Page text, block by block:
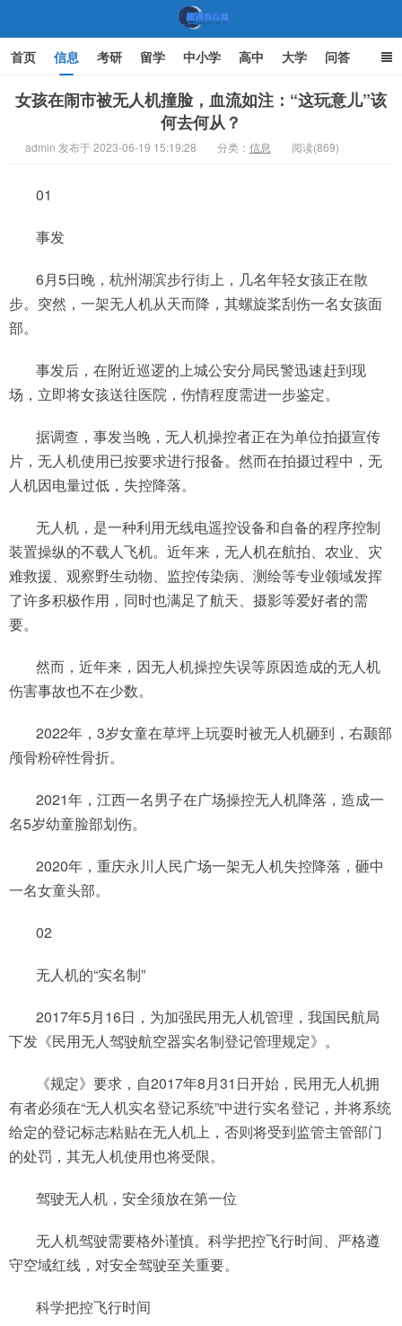
机遇教育网
首页 信息 考研 留学 中小学 高中 大学 问答
文化 家庭教育
女孩在闹市被无人机撞脸，血流如注：“这玩意儿”该
何去何从？
admin 发布于 2023-06-19 15:19:28 分类： 信息 阅读(869)
01
事发
6月5日晚，杭州湖滨步行街上，几名年轻女孩正在散
步。突然，一架无人机从天而降，其螺旋桨刮伤一名女孩面
部。
事发后，在附近巡逻的上城公安分局民警迅速赶到现
场，立即将女孩送往医院，伤情程度需进一步鉴定。
据调查，事发当晚，无人机操控者正在为单位拍摄宣传
片，无人机使用已按要求进行报备。然而在拍摄过程中，无
人机因电量过低，失控降落。
无人机，是一种利用无线电遥控设备和自备的程序控制
装置操纵的不载人飞机。近年来，无人机在航拍、农业、灾
难救援、观察野生动物、监控传染病、测绘等专业领域发挥
了许多积极作用，同时也满足了航天、摄影等爱好者的需
要。
然而，近年来，因无人机操控失误等原因造成的无人机
伤害事故也不在少数。
2022年，3岁女童在草坪上玩耍时被无人机砸到，右颞部
颅骨粉碎性骨折。
2021年，江西一名男子在广场操控无人机降落，造成一
名5岁幼童脸部划伤。
2020年，重庆永川人民广场一架无人机失控降落，砸中
一名女童头部。
02
无人机的“实名制”
2017年5月16日，为加强民用无人机管理，我国民航局
下发《民用无人驾驶航空器实名制登记管理规定》。
《规定》要求，自2017年8月31日开始，民用无人机拥
有者必须在“无人机实名登记系统”中进行实名登记，并将系统
给定的登记标志粘贴在无人机上，否则将受到监管主管部门
的处罚，其无人机使用也将受限。
驾驶无人机，安全须放在第一位
无人机驾驶需要格外谨慎。科学把控飞行时间、严格遵
守空域红线，对安全驾驶至关重要。
科学把控飞行时间